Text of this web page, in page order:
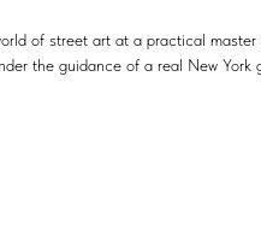
of street art at a practical
the guidance of a real New York